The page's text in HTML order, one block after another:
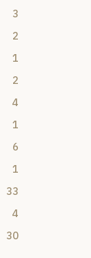
3
2
1
2
4
1
6
1
33
4
30